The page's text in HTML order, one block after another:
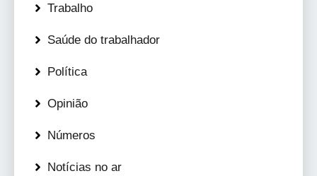
Trabalho
Saúde do trabalhador
Política
Opinião
Números
Notícias no ar